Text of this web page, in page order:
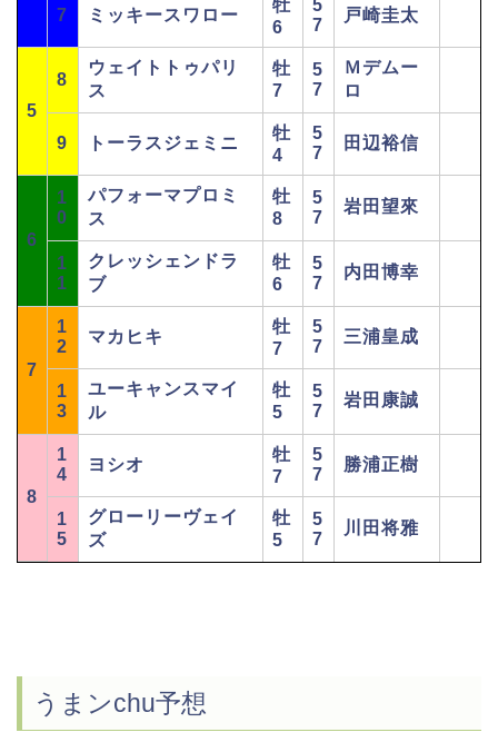
7 ミッキースワロー
牡
6
5
7
戸崎圭太
5
8
ウェイトトゥパリ
ス
牡
7
5
7
Ｍデムー
ロ
9 トーラスジェミニ
牡
4
5
7
田辺裕信
6
1
0
パフォーマプロミ
ス
牡
8
5
7
岩田望來
1
1
クレッシェンドラ
ブ
牡
6
5
7
内田博幸
7
1
2
マカヒキ
牡
7
5
7
三浦皇成
1
3
ユーキャンスマイ
ル
牡
5
5
7
岩田康誠
8
1
4
ヨシオ
牡
7
5
7
勝浦正樹
1
5
グローリーヴェイ
ズ
牡
5
5
7
川田将雅
うまンchu予想